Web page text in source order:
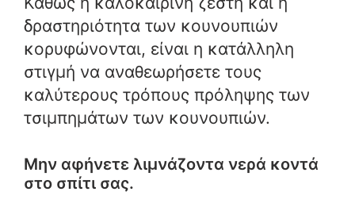
δραστηριότητα των κουνουπιών
κορυφώνονται, είναι η κατάλληλη
στιγμή να αναθεωρήσετε τους
καλύτερους τρόπους πρόληψης των
τσιμπημάτων των κουνουπιών.
Μην αφήνετε λιμνάζοντα νερά κοντά
στο σπίτι σας.